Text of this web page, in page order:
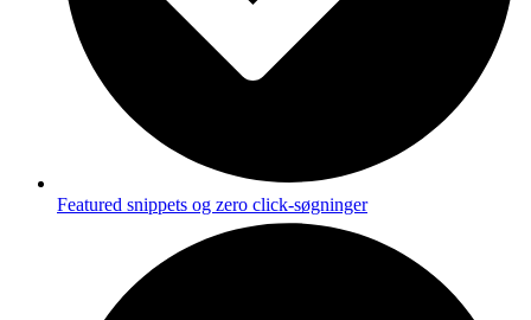
Featured snippets og zero click-søgninger